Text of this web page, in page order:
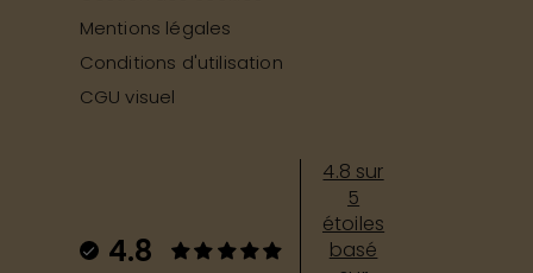
Mentions légales
Conditions d'utilisation
CGU visuel
4.8
4.8 sur
5
étoiles
basé